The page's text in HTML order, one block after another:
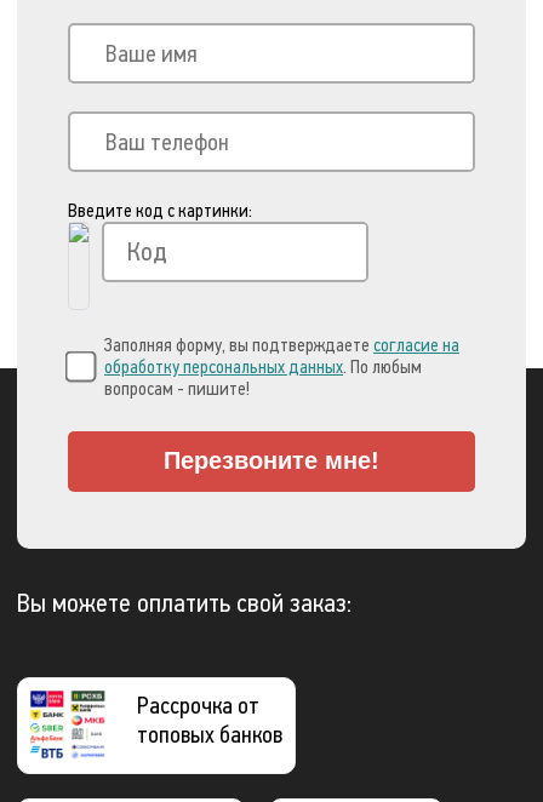
Введите код с картинки:
Заполняя форму, вы подтверждаете согласие на
обработку персональных данных. По любым
вопросам - пишите!
Перезвоните мне!
Вы можете оплатить свой заказ:
Рассрочка от
топовых банков